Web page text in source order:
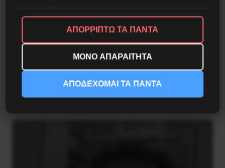
Η Φινλανδία στο ρυθμό του πολέμου
ΑΠΟΡΡΙΠΤΩ ΤΑ ΠΑΝΤΑ
ΜΟΝΟ ΑΠΑΡΑΙΤΗΤΑ
ΑΠΟΔΕΧΟΜΑΙ ΤΑ ΠΑΝΤΑ